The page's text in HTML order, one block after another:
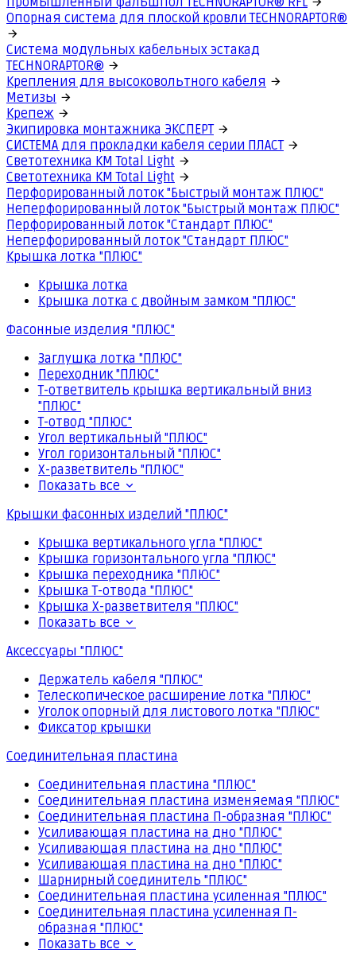
Опорная система для плоской кровли TECHNORAPTOR®
Система модульных кабельных эстакад
TECHNORAPTOR®
Крепления для высоковольтного кабеля
Метизы
Крепеж
Экипировка монтажника ЭКСПЕРТ
СИСТЕМА для прокладки кабеля серии ПЛАСТ
Светотехника КМ Total Light
Светотехника КМ Total Light
Перфорированный лоток "Быстрый монтаж ПЛЮС"
Неперфорированный лоток "Быстрый монтаж ПЛЮС"
Перфорированный лоток "Стандарт ПЛЮС"
Неперфорированный лоток "Стандарт ПЛЮС"
Крышка лотка "ПЛЮС"
Крышка лотка
Крышка лотка с двойным замком "ПЛЮС"
Фасонные изделия "ПЛЮС"
Заглушка лотка "ПЛЮС"
Переходник "ПЛЮС"
Т-ответвитель крышка вертикальный вниз
"ПЛЮС"
Т-отвод "ПЛЮС"
Угол вертикальный "ПЛЮС"
Угол горизонтальный "ПЛЮС"
Х-разветвитель "ПЛЮС"
Показать все
Крышки фасонных изделий "ПЛЮС"
Крышка вертикального угла "ПЛЮС"
Крышка горизонтального угла "ПЛЮС"
Крышка переходника "ПЛЮС"
Крышка Т-отвода "ПЛЮС"
Крышка Х-разветвителя "ПЛЮС"
Показать все
Аксессуары "ПЛЮС"
Держатель кабеля "ПЛЮС"
Телескопическое расширение лотка "ПЛЮС"
Уголок опорный для листового лотка "ПЛЮС"
Фиксатор крышки
Соединительная пластина
Соединительная пластина "ПЛЮС"
Соединительная пластина изменяемая "ПЛЮС"
Соединительная пластина П-образная "ПЛЮС"
Усиливающая пластина на дно "ПЛЮС"
Усиливающая пластина на дно "ПЛЮС"
Усиливающая пластина на дно "ПЛЮС"
Шарнирный соединитель "ПЛЮС"
Соединительная пластина усиленная "ПЛЮС"
Соединительная пластина усиленная П-
образная "ПЛЮС"
Показать все